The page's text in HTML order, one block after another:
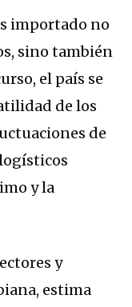
importado no
sino también
el país se
de los
de
y la
y
estima